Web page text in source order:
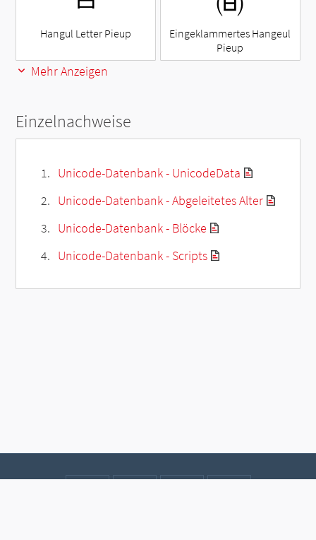
Hangul Letter Pieup
Eingeklammertes Hangeul
Pieup
Mehr Anzeigen
Einzelnachweise
Unicode-Datenbank - UnicodeData
Unicode-Datenbank - Abgeleitetes Alter
Unicode-Datenbank - Blöcke
Unicode-Datenbank - Scripts